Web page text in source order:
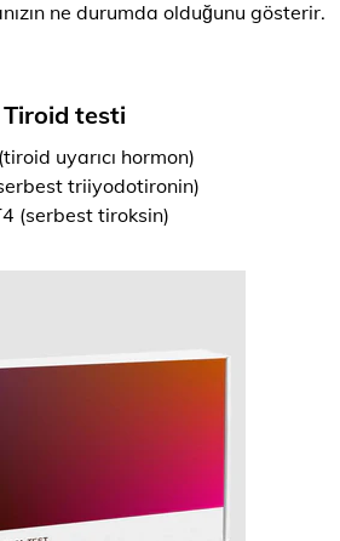
ne durumda olduğunu gösterir.
Tiroid testi
uyarıcı hormon)
triiyodotironin)
(serbest tiroksin)